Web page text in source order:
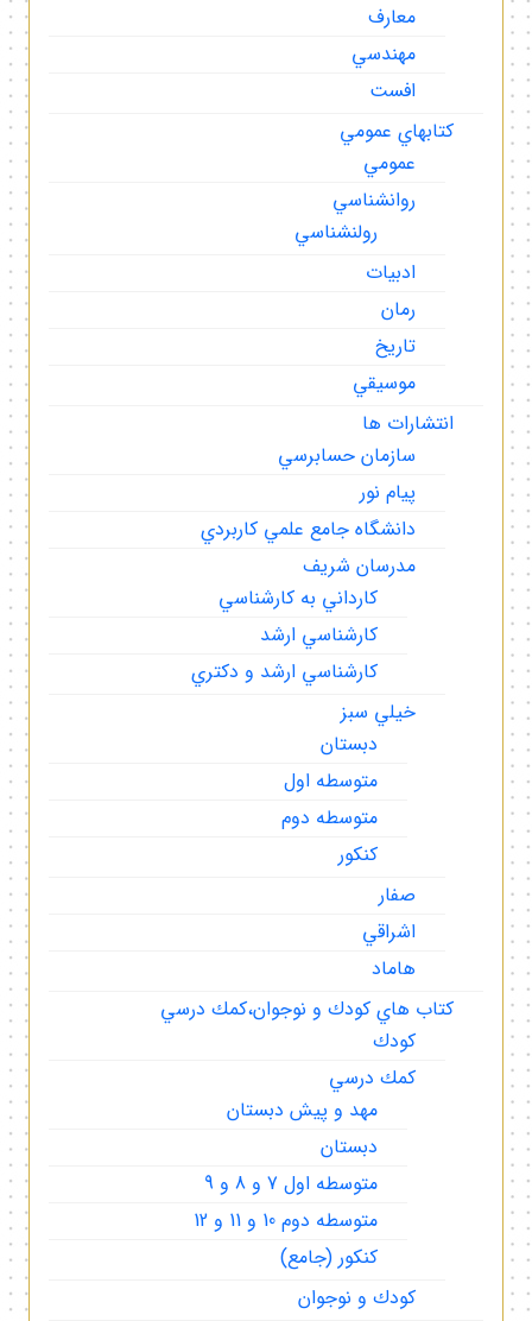
معارف
مهندسي
افست
كتابهاي عمومي
عمومي
روانشناسي
رولنشناسي
ادبيات
رمان
تاريخ
موسيقي
انتشارات ها
سازمان حسابرسي
پيام نور
دانشگاه جامع علمي كاربردي
مدرسان شريف
كارداني به كارشناسي
كارشناسي ارشد
كارشناسي ارشد و دكتري
خيلي سبز
دبستان
متوسطه اول
متوسطه دوم
كنكور
صفار
اشراقي
هاماد
كتاب هاي كودك و نوجوان،كمك درسي
كودك
كمك درسي
مهد و پيش دبستان
دبستان
متوسطه اول 7 و 8 و 9
متوسطه دوم 10 و 11 و 12
كنكور (جامع)
كودك و نوجوان